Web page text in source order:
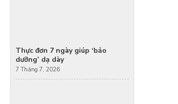
Thực đơn 7 ngày giúp ‘bảo
dưỡng’ dạ dày
7 Tháng 7, 2026